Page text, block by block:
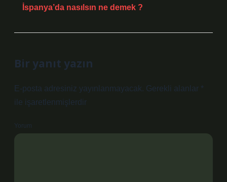
İspanya’da nasılsın ne demek ?
Bir yanıt yazın
E-posta adresiniz yayınlanmayacak. Gerekli alanlar *
ile işaretlenmişlerdir
Yorum